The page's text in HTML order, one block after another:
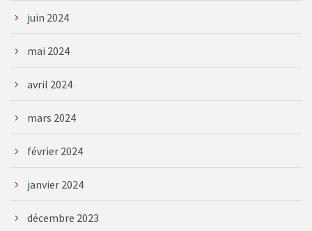
juin 2024
mai 2024
avril 2024
mars 2024
février 2024
janvier 2024
décembre 2023